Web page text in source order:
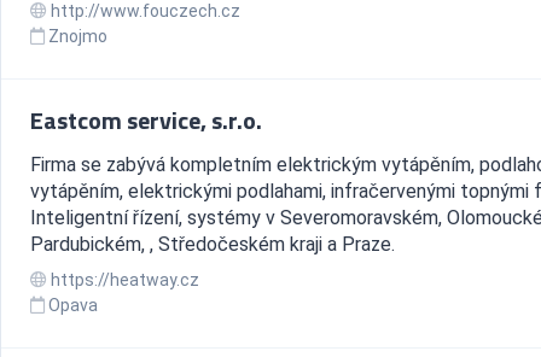
http://www.fouczech.cz
Znojmo
Eastcom service, s.r.o.
Firma se zabývá kompletním elektrickým vytápěním,
vytápěním, elektrickými podlahami, infračervenými topnými
Inteligentní řízení, systémy v Severomoravském,
Pardubickém, , Středočeském kraji a Praze.
https://heatway.cz
Opava